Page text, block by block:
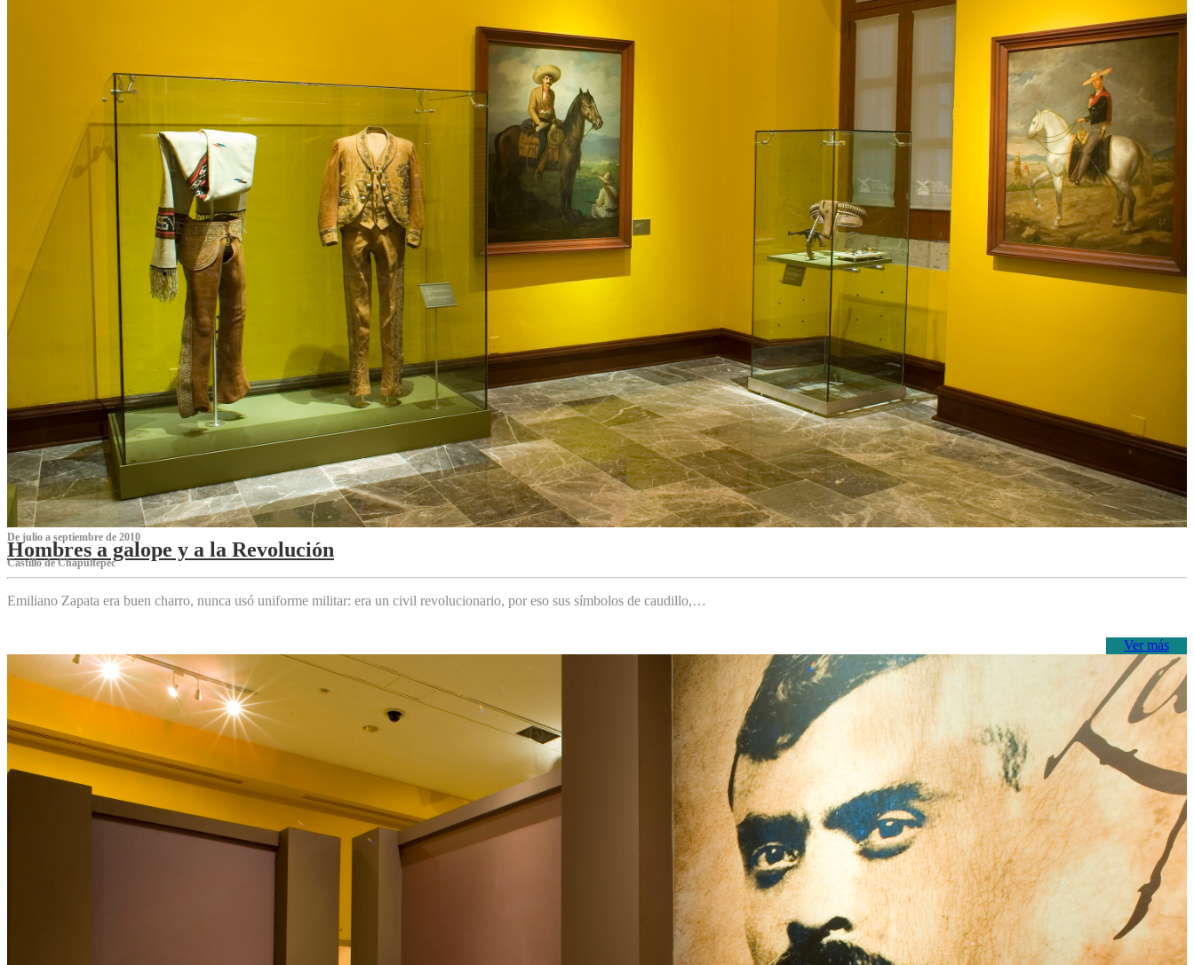
De julio a septiembre de 2010
Hombres a galope y a la Revolución
Castillo de Chapultepec
Emiliano Zapata era buen charro, nunca usó uniforme militar: era un civil revolucionario, por eso sus símbolos de caudillo,…
Ver más